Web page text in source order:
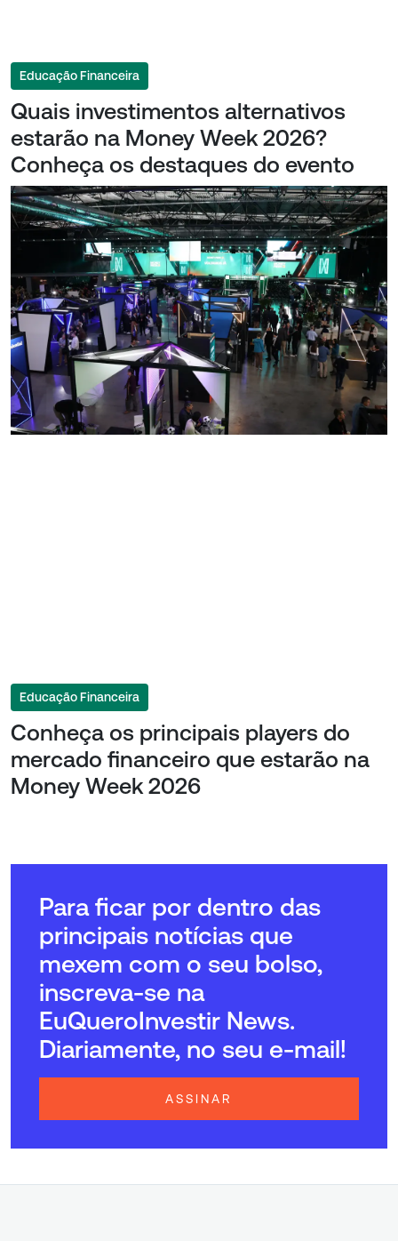
Educação Financeira
Quais investimentos alternativos
estarão na Money Week 2026?
Conheça os destaques do evento
Educação Financeira
Conheça os principais players do
mercado financeiro que estarão na
Money Week 2026
Para ficar por dentro das
principais notícias que
mexem com o seu bolso,
inscreva-se na
EuQueroInvestir News.
Diariamente, no seu e-mail!
ASSINAR